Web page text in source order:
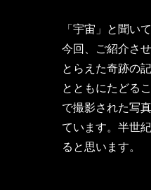
「宇宙」と聞い
今回、ご紹介さ
とらえた奇跡の
とともにたどる
で撮影された写
ています。半世
ると思います。